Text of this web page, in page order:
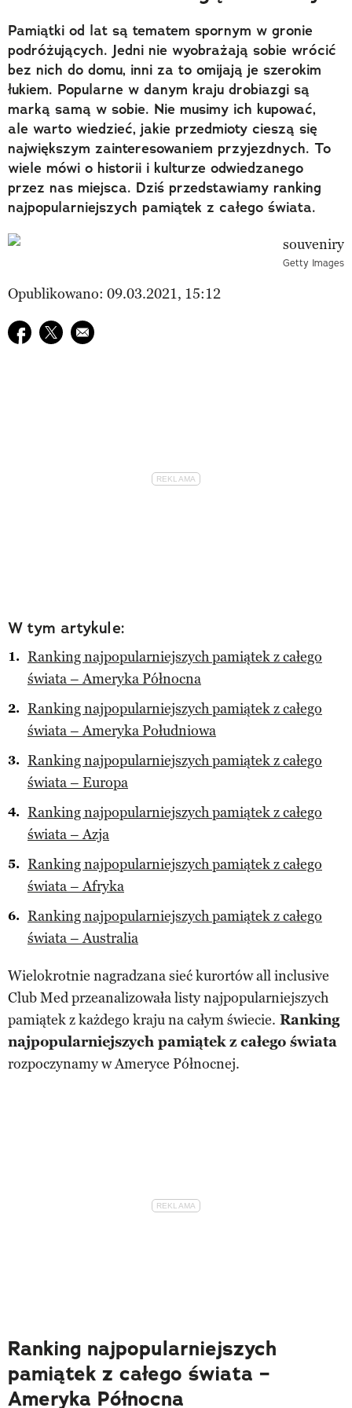
Pamiątki od lat są tematem spornym w gronie
podróżujących. Jedni nie wyobrażają sobie wrócić
bez nich do domu, inni za to omijają je szerokim
łukiem. Popularne w danym kraju drobiazgi są
marką samą w sobie. Nie musimy ich kupować,
ale warto wiedzieć, jakie przedmioty cieszą się
największym zainteresowaniem przyjezdnych. To
wiele mówi o historii i kulturze odwiedzanego
przez nas miejsca. Dziś przedstawiamy ranking
najpopularniejszych pamiątek z całego świata.
Getty Images
Opublikowano: 09.03.2021, 15:12
Udostępnij na facebook
Udostępnij na twitter
E-mail do przyjaciela
W tym artykule:
Ranking najpopularniejszych pamiątek z całego
świata – Ameryka Północna
Ranking najpopularniejszych pamiątek z całego
świata – Ameryka Południowa
Ranking najpopularniejszych pamiątek z całego
świata – Europa
Ranking najpopularniejszych pamiątek z całego
świata – Azja
Ranking najpopularniejszych pamiątek z całego
świata – Afryka
Ranking najpopularniejszych pamiątek z całego
świata – Australia
Wielokrotnie nagradzana sieć kurortów all inclusive
Club Med przeanalizowała listy najpopularniejszych
pamiątek z każdego kraju na całym świecie. Ranking
najpopularniejszych pamiątek z całego świata
rozpoczynamy w Ameryce Północnej.
Ranking najpopularniejszych
pamiątek z całego świata –
Ameryka Północna